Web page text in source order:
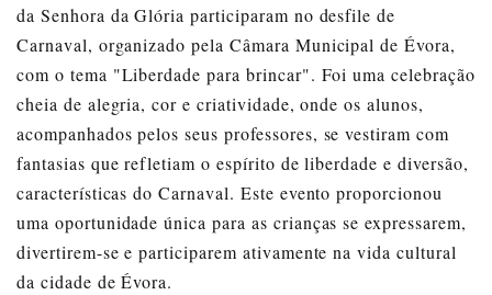
da Senhora da Glória participaram no desfile de
Carnaval, organizado pela Câmara Municipal de Évora,
com o tema "Liberdade para brincar". Foi uma celebração
cheia de alegria, cor e criatividade, onde os alunos,
acompanhados pelos seus professores, se vestiram com
fantasias que refletiam o espírito de liberdade e diversão,
características do Carnaval. Este evento proporcionou
uma oportunidade única para as crianças se expressarem,
divertirem-se e participarem ativamente na vida cultural
da cidade de Évora.